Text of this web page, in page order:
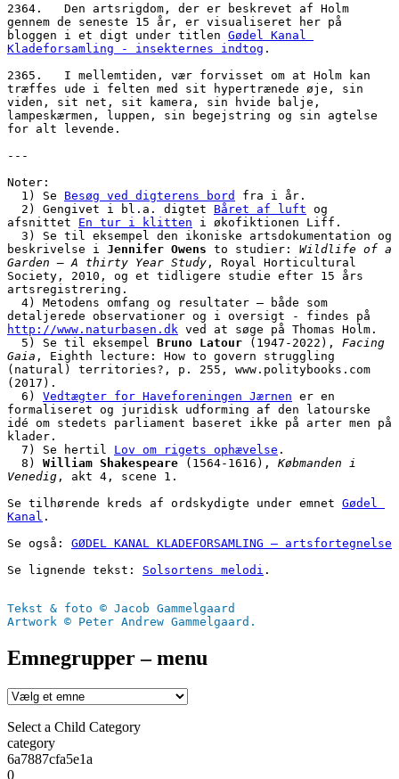
2364.   Den artsrigdom, der er beskrevet af Holm
gennem de seneste 15 år, er visualiseret her på
bloggen i et digt under titlen Gødel Kanal
Kladeforsamling - insekternes indtog .
2365.   I mellemtiden, vær forvisset om at Holm kan
træffes ude i felten med sit hypertrænede øje, sin
viden, sit net, sit kamera, sin hvide balje,
lampeskærmen, luppen, sin begejstring og sin agtelse
for alt levende.
---
Noter:
  1) Se
Besøg ved digterens bord
fra i år.
  2) Gengivet i bl.a. digtet
Båret af luft og
afsnittet En tur i klitten i økofiktionen Liff.
beskrivelse i Jennifer Owens to studier: Wildlife of a
Garden – A thirty Year Study , Royal Horticultural
Society, 2010, og et tidligere studie efter 15 års
artsregistrering.
http://www.naturbasen.dk ved at søge på Thomas Holm.
  5) Se til eksempel
Bruno Latour (1947-2022), Facing
Gaia , Eighth lecture: How to govern struggling
(natural) territories?, p. 255, www.politybooks.com
(2017).
  6)
Vedtægter for Haveforeningen Jærnen er en
formaliseret og juridisk udforming af den latourske
idé om stedets parliament baseret ikke på arter men på
klader.
  7) Se hertil
Lov om rigets ophævelse .
  8)
William Shakespeare (1564-1616), Købmanden i
Venedig , akt 4, scene 1.
Se tilhørende kreds af ordskydigte under emnet Gødel
Kanal .
Se også: GØDEL KANAL KLADEFORSAMLING – artsfortegnelse
Se lignende tekst: Solsortens melodi .
Tekst & foto © Jacob Gammelgaard
Artwork © Peter Andrew Gammelgaard.
Emnegrupper – menu
Select a Child Category
category
6a7887cfa5e1a
0